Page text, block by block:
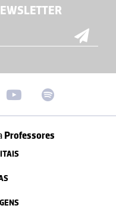
Professores